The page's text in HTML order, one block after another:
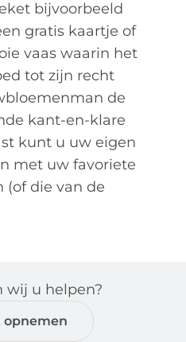
bijvoorbeeld
gratis kaartje of
vaas waarin het
tot zijn recht
de
kant-en-klare
kunt u uw eigen
met uw favoriete
(of die van de
wij u helpen?
opnemen